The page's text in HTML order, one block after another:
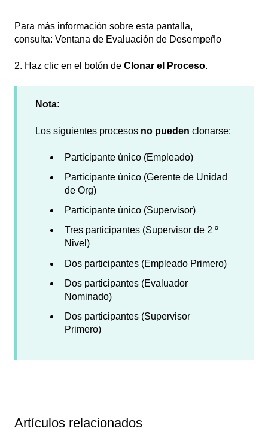
Para más información sobre esta pantalla,
consulta: Ventana de Evaluación de Desempeño
2. Haz clic en el botón de Clonar el Proceso.
Nota:
Los siguientes procesos no pueden clonarse:
Participante único (Empleado)
Participante único (Gerente de Unidad
de Org)
Participante único (Supervisor)
Tres participantes (Supervisor de 2 º
Nivel)
Dos participantes (Empleado Primero)
Dos participantes (Evaluador
Nominado)
Dos participantes (Supervisor
Primero)
Artículos relacionados